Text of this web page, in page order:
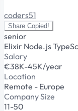
coders51
Share Copied!
senior
Elixir Node.js
Salary
€38K-45K/year
Location
Remote - Europe
Company Size
11-50